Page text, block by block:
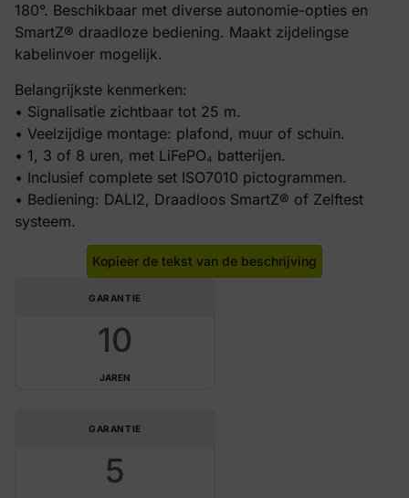
180°. Beschikbaar met diverse autonomie-opties en
SmartZ® draadloze bediening. Maakt zijdelingse
kabelinvoer mogelijk.
Belangrijkste kenmerken:
• Signalisatie zichtbaar tot 25 m.
• Veelzijdige montage: plafond, muur of schuin.
• 1, 3 of 8 uren, met LiFePO₄ batterijen.
• Inclusief complete set ISO7010 pictogrammen.
• Bediening: DALI2, Draadloos SmartZ® of Zelftest
systeem.
Kopieer de tekst van de beschrijving
GARANTIE
10
JAREN
GARANTIE
5